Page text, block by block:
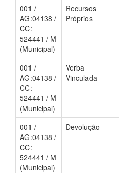
001 /
AG:04138 /
CC:
524441 / M
(Municipal)
Recursos
Próprios
001 /
AG:04138 /
CC:
524441 / M
(Municipal)
Verba
Vinculada
001 /
AG:04138 /
CC:
524441 / M
(Municipal)
Devolução